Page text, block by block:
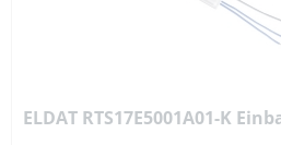
ELDAT RTS17E5001A01-K